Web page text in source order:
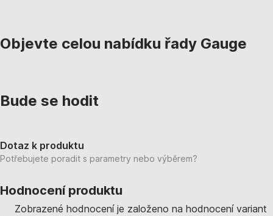
Objevte celou nabídku řady Gauge
Bude se hodit
Dotaz k produktu
Potřebujete poradit s parametry nebo výběrem?
Hodnocení produktu
Zobrazené hodnocení je založeno na hodnocení variant